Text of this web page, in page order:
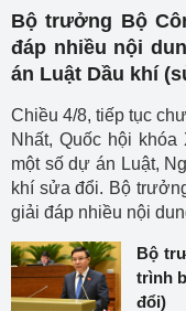
Bộ trưởng Bộ
đáp nhiều nội
án Luật Dầu khí
Chiều 4/8, tiếp tục
Nhất, Quốc hội
một số dự án Luật,
khí sửa đổi. Bộ
giải đáp nhiều nội
Bộ
trình
đổi)